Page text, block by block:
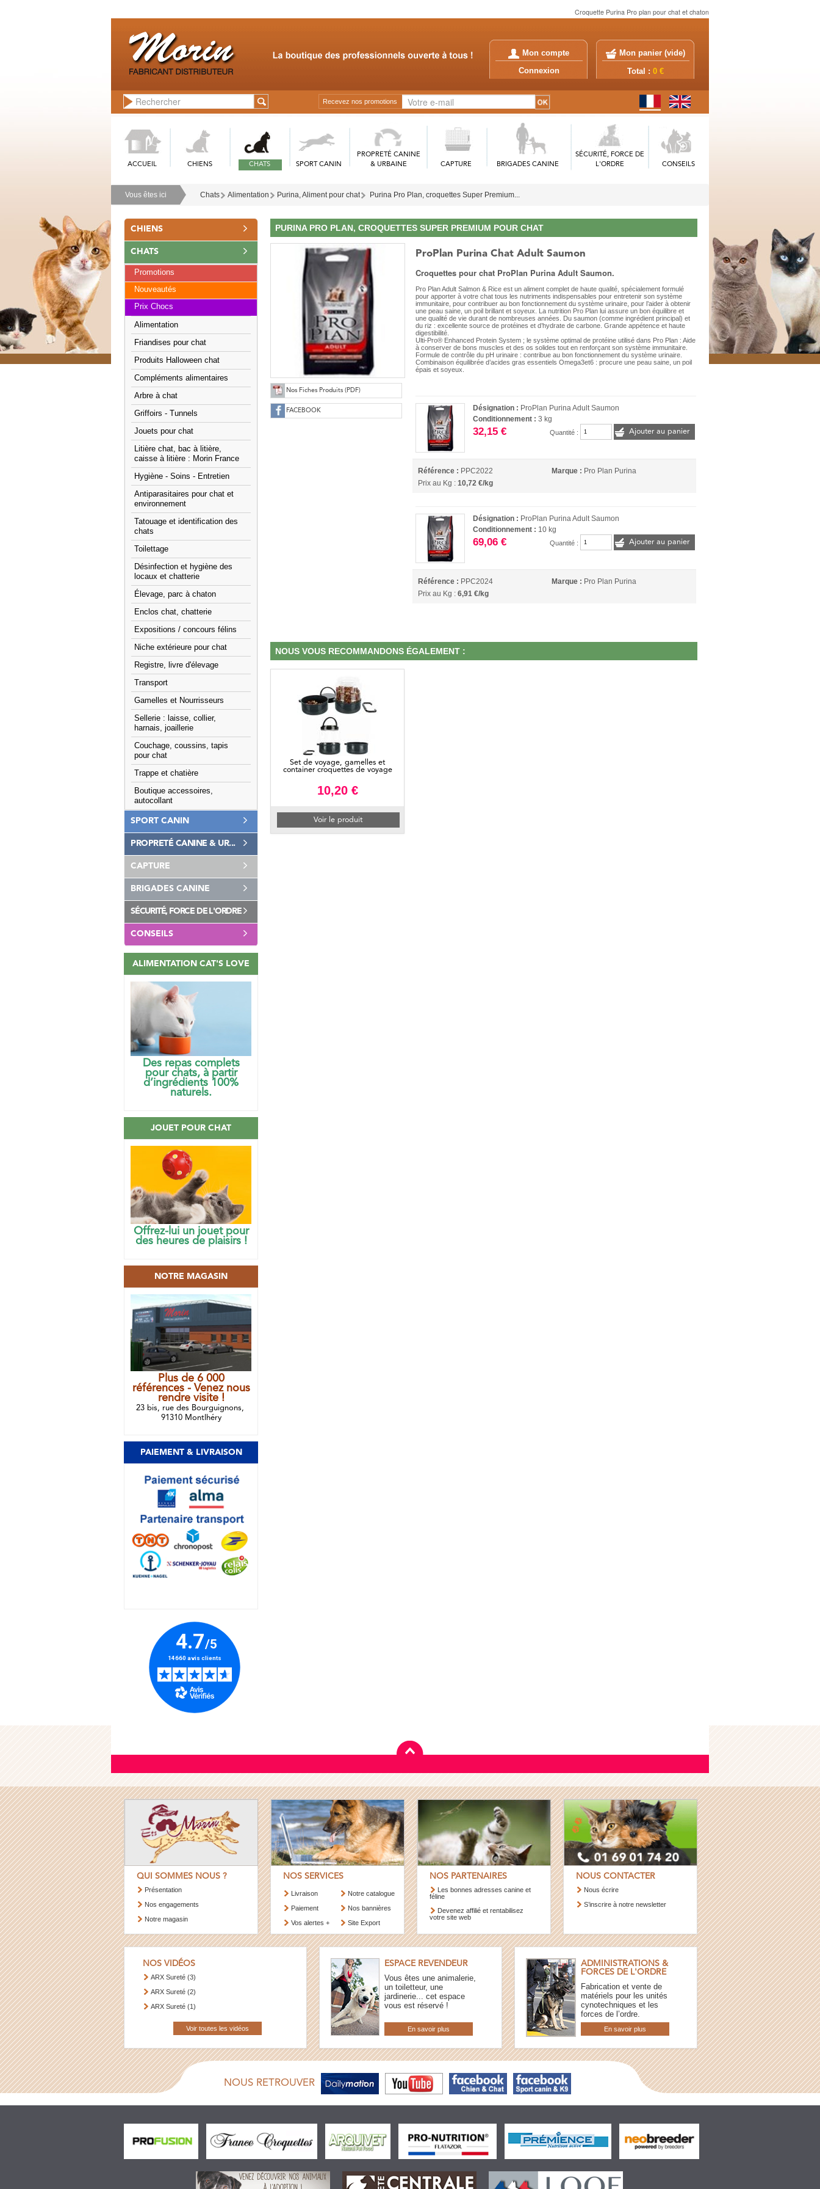
Croquette Purina Pro plan pour chat et chaton
Mon compte
Connexion
Mon panier (vide)
Total : 0 €
Recevez nos promotions
ACCUEIL CHIENS CHATS SPORT CANIN
PROPRETÉ CANINE
& URBAINE
CAPTURE BRIGADES CANINE
SÉCURITÉ, FORCE DE
L'ORDRE
CONSEILS
Vous êtes ici Chats Alimentation Purina, Aliment pour chat Purina Pro Plan, croquettes Super Premium...
CHIENS
CHATS
Promotions
Nouveautés
Prix Chocs
Alimentation
Friandises pour chat
Produits Halloween chat
Compléments alimentaires
Arbre à chat
Griffoirs - Tunnels
Jouets pour chat
Litière chat, bac à litière,
caisse à litière : Morin France
Hygiène - Soins - Entretien
Antiparasitaires pour chat et
environnement
Tatouage et identification des
chats
Toilettage
Désinfection et hygiène des
locaux et chatterie
Élevage, parc à chaton
Enclos chat, chatterie
Expositions / concours félins
Niche extérieure pour chat
Registre, livre d'élevage
Transport
Gamelles et Nourrisseurs
Sellerie : laisse, collier,
harnais, joaillerie
Couchage, coussins, tapis
pour chat
Trappe et chatière
Boutique accessoires,
autocollant
SPORT CANIN
PROPRETÉ CANINE & UR...
CAPTURE
BRIGADES CANINE
SÉCURITÉ, FORCE DE L'ORDRE
CONSEILS
ALIMENTATION CAT'S LOVE
Des repas complets
pour chats, à partir
d’ingrédients 100%
naturels.
JOUET POUR CHAT
Offrez-lui un jouet pour
des heures de plaisirs !
NOTRE MAGASIN
Plus de 6 000
références - Venez nous
rendre visite !
23 bis, rue des Bourguignons,
91310 Montlhéry
PAIEMENT & LIVRAISON
PURINA PRO PLAN, CROQUETTES SUPER PREMIUM POUR CHAT
Nos Fiches Produits (PDF)
FACEBOOK
ProPlan Purina Chat Adult Saumon
Croquettes pour chat ProPlan Purina Adult Saumon.
Pro Plan Adult Salmon & Rice est un aliment complet de haute qualité, spécialement formulé
pour apporter à votre chat tous les nutriments indispensables pour entretenir son système
immunitaire, pour contribuer au bon fonctionnement du système urinaire, pour l’aider à obtenir
une peau saine, un poil brillant et soyeux. La nutrition Pro Plan lui assure un bon équilibre et
une qualité de vie durant de nombreuses années. Du saumon (comme ingrédient principal) et
du riz : excellente source de protéines et d’hydrate de carbone. Grande appétence et haute
digestibilité.
Ulti-Pro® Enhanced Protein System ; le système optimal de protéine utilisé dans Pro Plan : Aide
à conserver de bons muscles et des os solides tout en renforçant son système immunitaire.
Formule de contrôle du pH urinaire : contribue au bon fonctionnement du système urinaire.
Combinaison équilibrée d’acides gras essentiels Omega3et6 : procure une peau saine, un poil
épais et soyeux.
Désignation : ProPlan Purina Adult Saumon
Conditionnement :3 kg
32,15 € Quantité : Ajouter au panier
Référence : PPC2022 Marque : Pro Plan Purina
Prix au Kg :10,72 €/kg
Désignation : ProPlan Purina Adult Saumon
Conditionnement : 10 kg
69,06 € Quantité : Ajouter au panier
Référence : PPC2024 Marque : Pro Plan Purina
Prix au Kg :6,91 €/kg
NOUS VOUS RECOMMANDONS ÉGALEMENT :
Set de voyage, gamelles et
container croquettes de voyage
10,20 €
Voir le produit
QUI SOMMES NOUS ?
Présentation
Nos engagements
Notre magasin
NOS SERVICES
Livraison
Paiement
Vos alertes +
Notre catalogue
Nos bannières
Site Export
NOS PARTENAIRES
Les bonnes adresses canine et
féline
Devenez affilié et rentabilisez
votre site web
NOUS CONTACTER
Nous écrire
S’inscrire à notre newsletter
NOS VIDÉOS
ARX Sureté (3)
ARX Sureté (2)
ARX Sureté (1)
Voir toutes les vidéos
ESPACE REVENDEUR
Vous êtes une animalerie,
un toiletteur, une
jardinerie... cet espace
vous est réservé !
En savoir plus
ADMINISTRATIONS &
FORCES DE L'ORDRE
Fabrication et vente de
matériels pour les unités
cynotechniques et les
forces de l’ordre.
En savoir plus
NOUS RETROUVER